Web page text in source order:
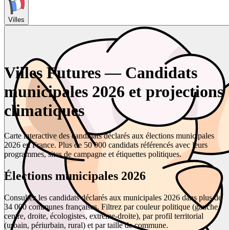
Villes
Villes Futures — Candidats
municipales 2026 et projections
climatiques
Carte interactive des candidats déclarés aux élections municipales
2026 en France. Plus de 50 000 candidats référencés avec leurs
programmes, sites de campagne et étiquettes politiques.
Élections municipales 2026
Consultez les candidats déclarés aux municipales 2026 dans plus de
34 000 communes françaises. Filtrez par couleur politique (gauche,
centre, droite, écologistes, extrême-droite), par profil territorial
(urbain, périurbain, rural) et par taille de commune.